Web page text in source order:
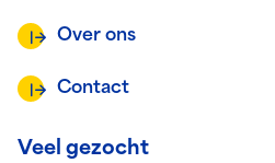
Over ons
Contact
Veel gezocht